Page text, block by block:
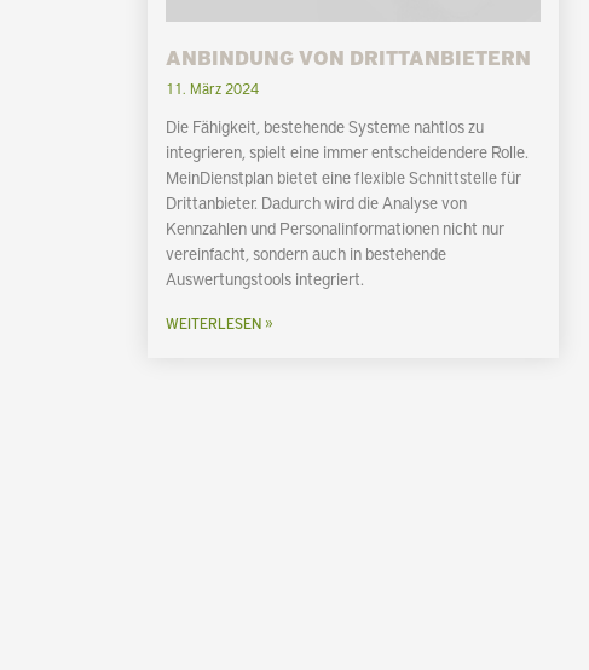
ANBINDUNG VON DRITTANBIETERN
11. März 2024
Die Fähigkeit, bestehende Systeme nahtlos zu
integrieren, spielt eine immer entscheidendere Rolle.
MeinDienstplan bietet eine flexible Schnittstelle für
Drittanbieter. Dadurch wird die Analyse von
Kennzahlen und Personalinformationen nicht nur
vereinfacht, sondern auch in bestehende
Auswertungstools integriert.
WEITERLESEN »